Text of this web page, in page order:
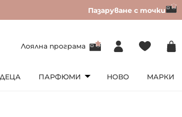
Пазаруване с точки
Лоялна програма
ДЕЦА ПАРФЮМИ НОВО МАРКИ